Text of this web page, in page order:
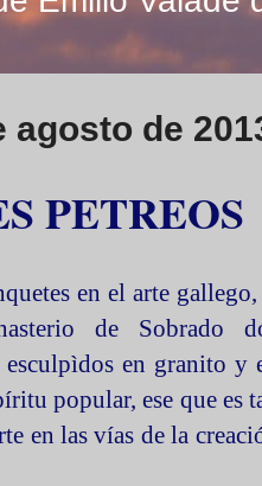
agosto de
PETREOS
en el arte
de Sobrado
en granito y
popular, ese que es
en las vías de la